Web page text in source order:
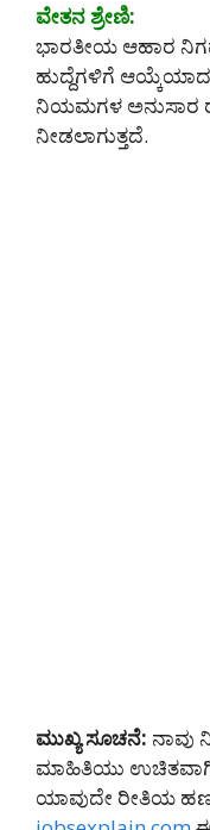
ವೇತನ ಶ್ರೇಣಿ:
ಭಾರತೀಯ ಆಹಾರ
ಹುದ್ದೆಗಳಿಗೆ
ನಿಯಮಗಳ ಅನುಸಾರ
ನೀಡಲಾಗುತ್ತದೆ.
ಮುಖ್ಯ ಸೂಚನೆ: ನಾವು
ಮಾಹಿತಿಯು
ಯಾವುದೇ ರೀತಿಯ